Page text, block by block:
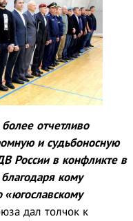
отчетливо
и судьбоносную
России в конфликте в
кому
«югославскому
дал толчок к